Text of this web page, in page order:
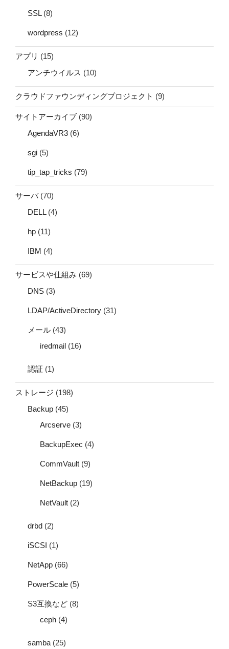
SSL(8)
wordpress (12)
アプリ (15)
アンチウイルス (10)
クラウドファウンディングプロジェクト (9)
サイトアーカイブ (90)
AgendaVR3 (6)
sgi (5)
tip_tap_tricks (79)
サーバ(70)
DELL(4)
hp (11)
IBM (4)
サービスや仕組み (69)
DNS (3)
LDAP/ActiveDirectory (31)
メール (43)
iredmail (16)
認証 (1)
ストレージ (198)
Backup (45)
Arcserve (3)
BackupExec (4)
CommVault (9)
NetBackup (19)
NetVault (2)
drbd (2)
iSCSI (1)
NetApp (66)
PowerScale (5)
S3互換など (8)
ceph (4)
samba (25)